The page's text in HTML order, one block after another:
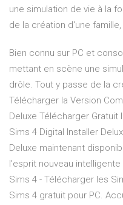
une simulation de vie à la
de la création d'une famille,
Bien connu sur PC et
mettant en scène une
drôle. Tout y passe de la
Télécharger la Version
Deluxe Télécharger Gratuit
Sims 4 Digital Installer
Deluxe maintenant
l'esprit nouveau
Sims 4 - Télécharger les
Sims 4 gratuit pour PC.